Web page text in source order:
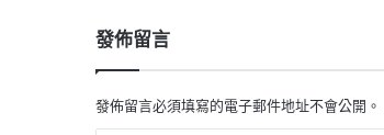
發佈留言
發佈留言必須填寫的電子郵件地址不會公開。